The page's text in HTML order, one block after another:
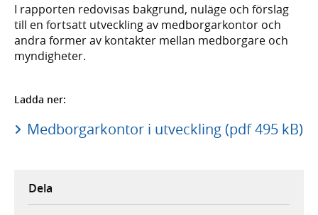
I rapporten redovisas bakgrund, nuläge och förslag
till en fortsatt utveckling av medborgarkontor och
andra former av kontakter mellan medborgare och
myndigheter.
Ladda ner:
Medborgarkontor i utveckling (pdf 495 kB)
Dela